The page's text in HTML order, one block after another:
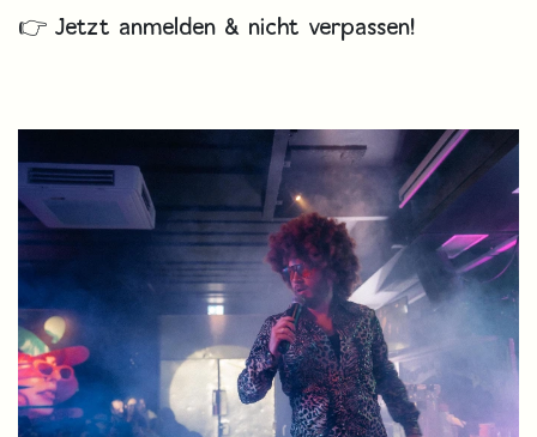
👉 Jetzt anmelden & nicht verpassen!